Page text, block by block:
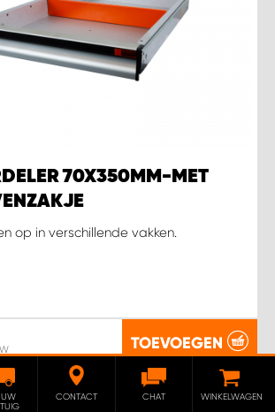
70X350MM-MET
op in verschillende vakken.
TOEVOEGEN
UW
CONTACT CHAT WINKELWAGEN